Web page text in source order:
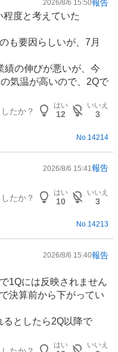
2026/8/6 15:50報告
度と考えていた
も要因らしいが、7月
績の伸びが悪いが、今
気温が高いので、2Qで
たか？
はい
12
いいえ
3
No. 14214
2026/8/6 15:41 報告
たか？
はい
10
いいえ
3
No.14213
2026/8/6 15:40報告
1Qには反映されません
決算前から下がってい
としたら2Q以降で
はい いいえ